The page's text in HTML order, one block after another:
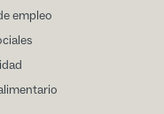
empleo